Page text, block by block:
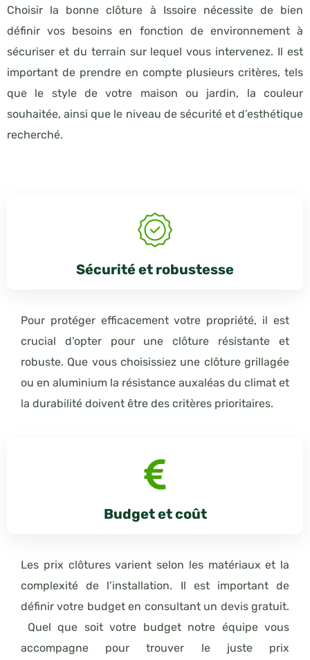
Choisir la bonne clôture à Issoire nécessite de bien
définir vos besoins en fonction de environnement à
sécuriser et du terrain sur lequel vous intervenez. Il est
important de prendre en compte plusieurs critères, tels
que le style de votre maison ou jardin, la couleur
souhaitée, ainsi que le niveau de sécurité et d’esthétique
recherché.
Sécurité et robustesse
Pour protéger efficacement votre propriété, il est
crucial d’opter pour une clôture résistante et
robuste. Que vous choisissiez une clôture grillagée
ou en aluminium la résistance auxaléas du climat et
la durabilité doivent être des critères prioritaires.
Budget et coût
Les prix clôtures varient selon les matériaux et la
complexité de l’installation. Il est important de
définir votre budget en consultant un devis gratuit.
Quel que soit votre budget notre équipe vous
accompagne pour trouver le juste prix
Appelez-nous directement